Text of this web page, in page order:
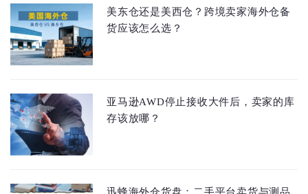
美东仓还是美西仓？跨境卖家海外仓备
货应该怎么选？
亚马逊AWD停止接收大件后，卖家的库
存该放哪？
迅蜂海外仓货盘：二手平台卖货与测品